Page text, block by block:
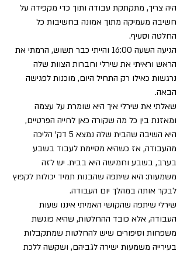
היה צריך, מתקתקת עבודה ותוך כדי מקפידה על
חשיבה מעמיקה מתוך אמונה בחשיבות כל
החלטה וסעיף.
הגיעה השעה 16:00 והייתי כבר תשוש, הרמתי את
הראש וראיתי את שירלי וחברות הצוות שלה
נרגשות כאילו רק התחיל היום, מוכנות לפגישה
הבאה.
שאלתי את שירלי איך היא שומרת על עצמה
ומאזנת בין כל מה שקורה כאן לחייה הפרטיים,
היא השיבה שהבית שלה נמצא 5 דק' הליכה
מהעבודה, אז כשהיא מסיימת לעבוד בשבע
בערב, בשבע וחמישה היא בבית. יש לזה
משמעות: היא שיתפה שהבנות תמיד יכולות לקפוץ
לבקר אותה במהלך יום העבודה.
שירלי שיתפה שהקושי האמיתי איננו שעות
העבודה, אלא כובד ההחלטות, שהיא פוגשת
משפחות וסיפורים שיש להחלטות שמתקבלות
בעירייה משמעות ישירה לגביהם, ושקשה ללכת